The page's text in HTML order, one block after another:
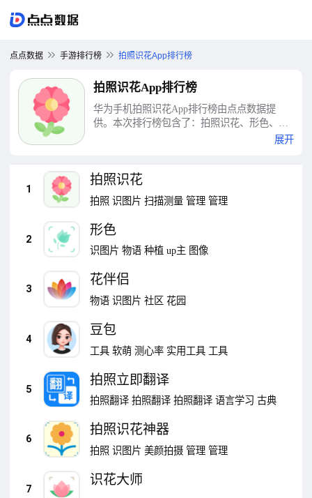
点点数据 手游排行榜 拍照识花App排行榜
拍照识花App排行榜
华为手机拍照识花App排行榜由点点数据提
供。本次排行榜包含了：拍照识花、形色、花
伴侣、豆包、拍照立即翻译、拍照识花神器、
展开
1
拍照识花
拍照 识图片 扫描测量 管理 管理
2
形色
识图片 物语 种植 up主 图像
3
花伴侣
物语 识图片 社区 花园
4
豆包
工具 软萌 测心率 实用工具 工具
5
拍照立即翻译
拍照翻译 拍照翻译 拍照翻译 语言学习 古典
6
拍照识花神器
拍照 识图片 美颜拍摄 管理 管理
7
识花大师